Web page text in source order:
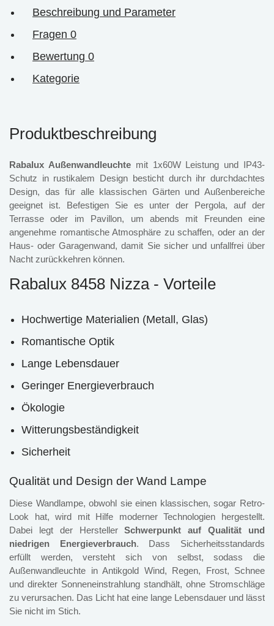
Beschreibung und Parameter
Fragen 0
Bewertung 0
Kategorie
Produktbeschreibung
Rabalux Außenwandleuchtemit 1x60W Leistung und IP43-
Schutz in rustikalem Design besticht durch ihr durchdachtes
Design, das für alle klassischen Gärten und Außenbereiche
geeignet ist. Befestigen Sie es unter der Pergola, auf der
Terrasse oder im Pavillon, um abends mit Freunden eine
angenehme romantische Atmosphäre zu schaffen, oder an der
Haus- oder Garagenwand, damit Sie sicher und unfallfrei über
Nacht zurückkehren können.
Rabalux 8458 Nizza - Vorteile
Hochwertige Materialien (Metall, Glas)
Romantische Optik
Lange Lebensdauer
Geringer Energieverbrauch
Ökologie
Witterungsbeständigkeit
Sicherheit
Qualität und Design der Wand Lampe
Diese Wandlampe, obwohl sie einen klassischen, sogar Retro-
Look hat, wird mit Hilfe moderner Technologien hergestellt.
Dabei legt der HerstellerSchwerpunkt auf Qualität und
niedrigen Energieverbrauch. Dass Sicherheitsstandards
erfüllt werden, versteht sich von selbst, sodass die
Außenwandleuchte in Antikgold Wind, Regen, Frost, Schnee
und direkter Sonneneinstrahlung standhält, ohne Stromschläge
zu verursachen. Das Licht hat eine lange Lebensdauer und lässt
Sie nicht im Stich.